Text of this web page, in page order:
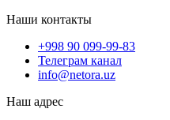
Наши контакты
+998 90 099-99-83
Телеграм канал
info@netora.uz
Наш адрес